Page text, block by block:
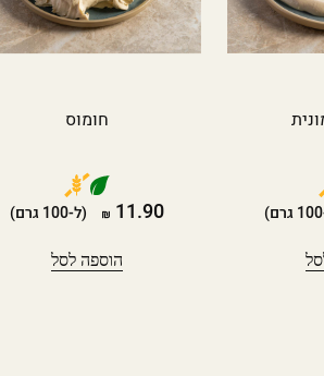
חומוס
11.90 (ל-100 גרם)
הוספה לסל